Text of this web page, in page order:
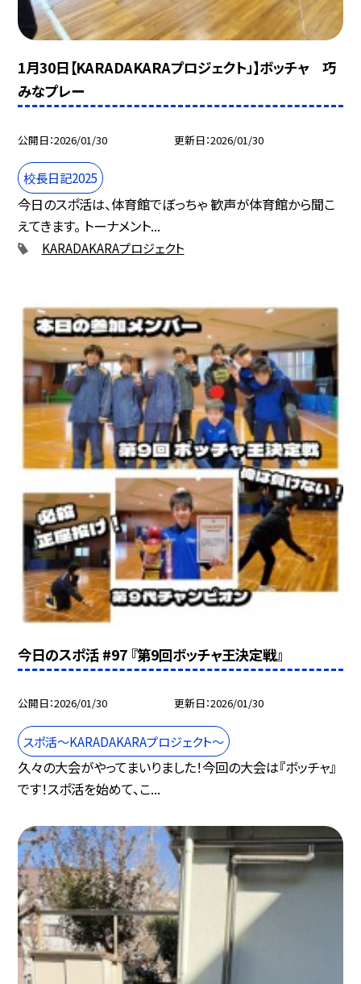
1月30日【KARADAKARAプロジェクト」】ボッチャ 巧
みなプレー
公開日 2026/01/30 更新日 2026/01/30
校長日記2025
今日のスポ活は、体育館でぼっちゃ 歓声が体育館から聞こ
えてきます。 トーナメント...
KARADAKARAプロジェクト
今日のスポ活 #97 『第9回ボッチャ王決定戦』
公開日 2026/01/30 更新日 2026/01/30
スポ活～KARADAKARAプロジェクト～
久々の大会がやってまいりました！今回の大会は『ボッチャ』
です！スポ活を始めて、こ...